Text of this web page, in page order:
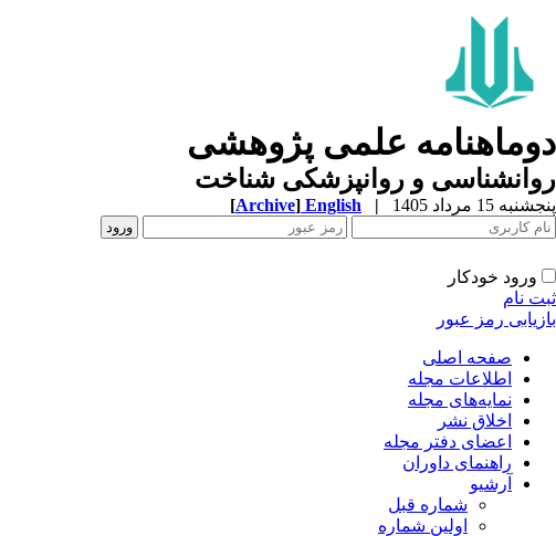
دوماهنامه علمی پژوهشی
روانشناسی و روانپزشکی شناخت
پنجشنبه 15 مرداد 1405 |
English
[Archive]
ورود خودکار
ثبت نام
بازیابی رمز عبور
صفحه اصلی
اطلاعات مجله
نمایه‌های مجله
اخلاق نشر
اعضای دفتر مجله
راهنمای داوران
آرشیو
شماره قبل
اولین شماره